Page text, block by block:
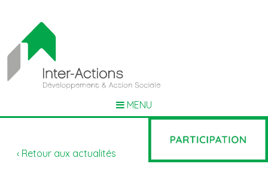
MENU
‹ Retour aux actualités